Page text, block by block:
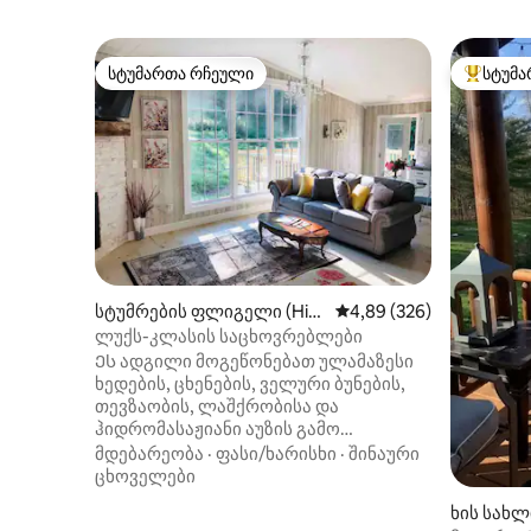
სტუმართა რჩეული
სტუმართა რჩეული
სტუმრების ფლიგელი (Hixt
on)
საშუალო შეფასებაა
4,89 (326)
ლუქს-კლასის საცხოვრებლები
Ეს ადგილი მოგეწონებათ ულამაზესი
ხედების, ცხენების, ველური ბუნების,
თევზაობის, ლაშქრობისა და
ჰიდრომასაჟიანი აუზის გამო
დასასვენებლად, რომანტიკული
დასვენებისთვის ან, უბრალოდ,
მდებარეობა · ფასი/ხარისხი · შინაური
ცხოველები
ხის